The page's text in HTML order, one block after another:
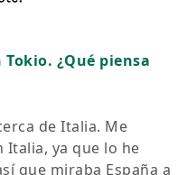
¿Qué piensa
de Italia. Me
ya que lo he
que miraba España a